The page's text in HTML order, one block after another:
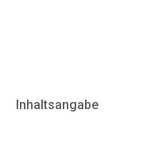
Inhaltsangabe